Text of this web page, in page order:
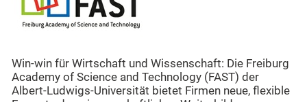
Win-win für Wirtschaft und Wissenschaft: Die Freiburg
Academy of Science and Technology (FAST) der
Albert-Ludwigs-Universität bietet Firmen neue, flexible